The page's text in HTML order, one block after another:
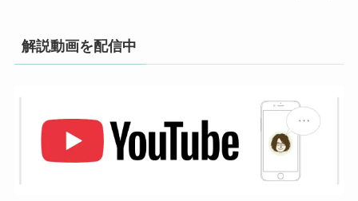
解説動画を配信中